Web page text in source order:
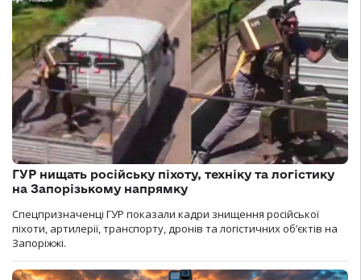
ГУР нищать російську піхоту, техніку та логістику
на Запорізькому напрямку
Спецпризначенці ГУР показали кадри знищення російської
піхоти, артилерії, транспорту, дронів та логістичних об’єктів на
Запоріжжі.